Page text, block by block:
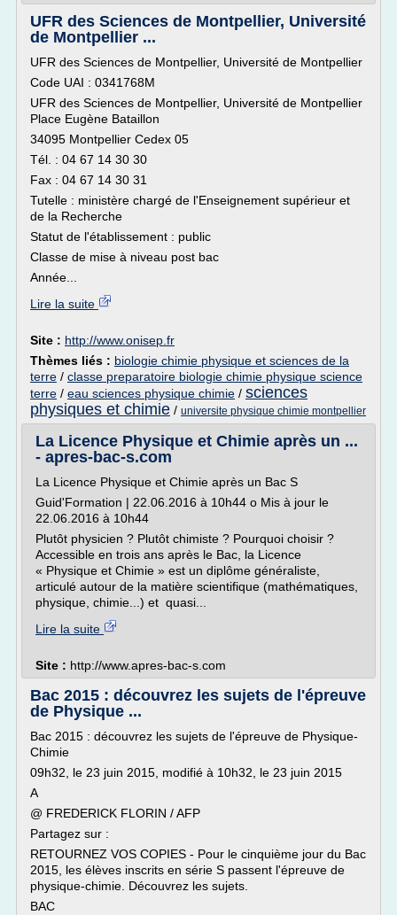
UFR des Sciences de Montpellier, Université
de Montpellier ...
UFR des Sciences de Montpellier, Université de Montpellier
Code UAI : 0341768M
UFR des Sciences de Montpellier, Université de Montpellier
Place Eugène Bataillon
34095 Montpellier Cedex 05
Tél. : 04 67 14 30 30
Fax : 04 67 14 30 31
Tutelle : ministère chargé de l'Enseignement supérieur et
de la Recherche
Statut de l'établissement : public
Classe de mise à niveau post bac
Année...
Lire la suite
Site : http://www.onisep.fr
Thèmes liés : biologie chimie physique et sciences de la
terre / classe preparatoire biologie chimie physique science
terre / eau sciences physique chimie / sciences
physiques et chimie / universite physique chimie montpellier
La Licence Physique et Chimie après un ...
- apres-bac-s.com
La Licence Physique et Chimie après un Bac S
Guid'Formation | 22.06.2016 à 10h44 o Mis à jour le
22.06.2016 à 10h44
Plutôt physicien ? Plutôt chimiste ? Pourquoi choisir ?
Accessible en trois ans après le Bac, la Licence
« Physique et Chimie » est un diplôme généraliste,
articulé autour de la matière scientifique (mathématiques,
physique, chimie...) et quasi...
Lire la suite
Site : http://www.apres-bac-s.com
Bac 2015 : découvrez les sujets de l'épreuve
de Physique ...
Bac 2015 : découvrez les sujets de l'épreuve de Physique-
Chimie
09h32, le 23 juin 2015, modifié à 10h32, le 23 juin 2015
A
@ FREDERICK FLORIN / AFP
Partagez sur :
RETOURNEZ VOS COPIES - Pour le cinquième jour du Bac
2015, les élèves inscrits en série S passent l'épreuve de
physique-chimie. Découvrez les sujets.
BAC